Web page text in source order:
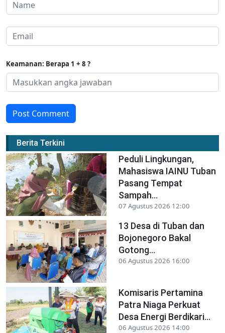
Keamanan: Berapa 1 + 8 ?
Post Comment
Berita Terkini
Peduli Lingkungan,
Mahasiswa IAINU Tuban
Pasang Tempat
Sampah...
07 Agustus 2026 12:00
13 Desa di Tuban dan
Bojonegoro Bakal
Gotong...
06 Agustus 2026 16:00
Komisaris Pertamina
Patra Niaga Perkuat
Desa Energi Berdikari...
06 Agustus 2026 14:00